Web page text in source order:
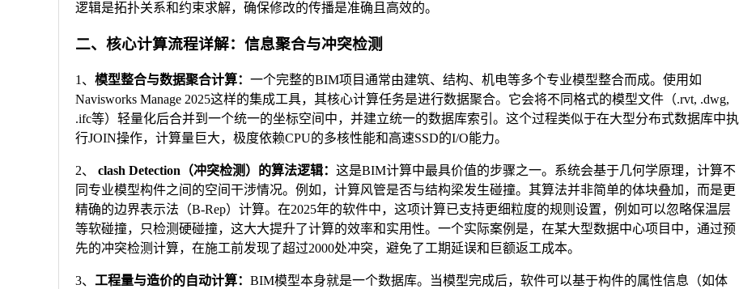
逻辑是拓扑关系和约束求解，确保修改的传播是准确且高效的。
二、核心计算流程详解：信息聚合与冲突检测
1、 模型整合与数据聚合计算： 一个完整的BIM项目通常由建筑、结构、机电等多个专业模型整合而成。使用如
Navisworks Manage 2025这样的集成工具，其核心计算任务是进行数据聚合。它会将不同格式的模型文件（.rvt, .dwg,
.ifc等）轻量化后合并到一个统一的坐标空间中，并建立统一的数据库索引。这个过程类似于在大型分布式数据库中执
行JOIN操作，计算量巨大，极度依赖CPU的多核性能和高速SSD的I/O能力。
2、 clash Detection（冲突检测）的算法逻辑： 这是BIM计算中最具价值的步骤之一。系统会基于几何学原理，计算不
同专业模型构件之间的空间干涉情况。例如，计算风管是否与结构梁发生碰撞。其算法并非简单的体块叠加，而是更
精确的边界表示法（B-Rep）计算。在2025年的软件中，这项计算已支持更细粒度的规则设置，例如可以忽略保温层
等软碰撞，只检测硬碰撞，这大大提升了计算的效率和实用性。一个实际案例是，在某大型数据中心项目中，通过预
先的冲突检测计算，在施工前发现了超过2000处冲突，避免了工期延误和巨额返工成本。
3、 工程量与造价的自动计算： BIM模型本身就是一个数据库。当模型完成后，软件可以基于构件的属性信息（如体